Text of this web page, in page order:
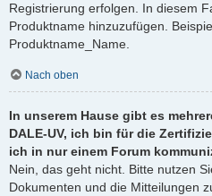
Registrierung erfolgen. In diesem
Produktname hinzuzufügen.
Produktname_Name.
Nach oben
In unserem Hause gibt es
DALE-UV, ich bin für die
ich in nur einem Forum
Nein, das geht nicht. Bitte nutzen
Dokumenten und die Mitteilungen